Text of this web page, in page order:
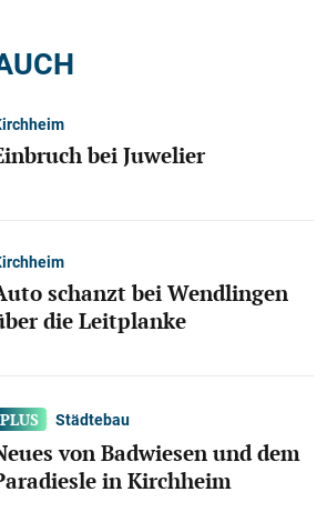
bei Juwelier
schanzt bei Wendlingen
die Leitplanke
Städtebau
von Badwiesen und dem
in Kirchheim